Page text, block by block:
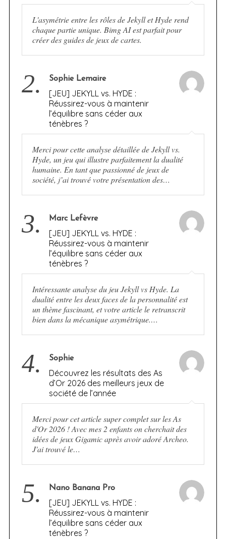
L'asymétrie entre les rôles de Jekyll et Hyde rend
chaque partie unique. Bimg AI est parfait pour
créer des guides de jeux de cartes.
2. Sophie Lemaire
[JEU] JEKYLL vs. HYDE :
Réussirez-vous à maintenir
l’équilibre sans céder aux
ténèbres ?
Merci pour cette analyse détaillée de Jekyll vs.
Hyde, un jeu qui illustre parfaitement la dualité
humaine. En tant que passionné de jeux de
société, j’ai trouvé votre présentation des…
3. Marc Lefèvre
[JEU] JEKYLL vs. HYDE :
Réussirez-vous à maintenir
l’équilibre sans céder aux
ténèbres ?
Intéressante analyse du jeu Jekyll vs Hyde. La
dualité entre les deux faces de la personnalité est
un thème fascinant, et votre article le retranscrit
bien dans la mécanique asymétrique.…
4. Sophie
Découvrez les résultats des As
d’Or 2026 des meilleurs jeux de
société de l’année
Merci pour cet article super complet sur les As
d'Or 2026 ! Avec mes 2 enfants on cherchait des
idées de jeux Gigamic après avoir adoré Archeo.
J'ai trouvé le…
5. Nano Banana Pro
[JEU] JEKYLL vs. HYDE :
Réussirez-vous à maintenir
l’équilibre sans céder aux
ténèbres ?